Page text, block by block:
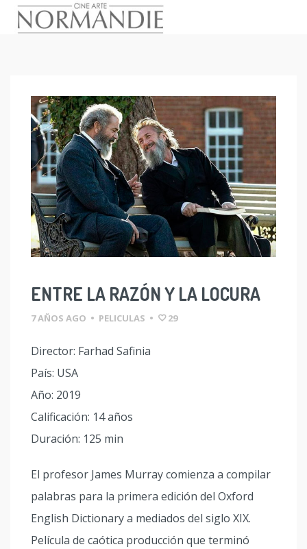
ENTRE LA RAZÓN Y LA LOCURA
7 AÑOS AGO • PELICULAS • 29
Director: Farhad Safinia
País: USA
Año: 2019
Calificación: 14 años
Duración: 125 min
El profesor James Murray comienza a compilar
palabras para la primera edición del Oxford
English Dictionary a mediados del siglo XIX.
Película de caótica producción que terminó